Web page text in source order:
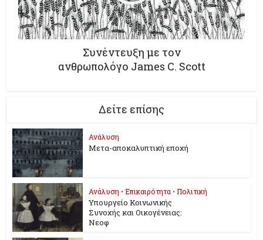
Συνέντευξη με τον
ανθρωπολόγο James C. Scott
Δείτε επίσης
Ανάλυση
Μετα-αποκαλυπτική εποχή
Ανάλυση • Επικαιρότητα • Πολιτική
Υπουργείο Κοινωνικής
Συνοχής και Οικογένειας:
Νεοφ